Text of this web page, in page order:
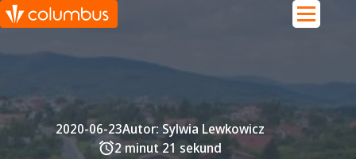
2020-06-23Autor: Sylwia Lewkowicz
2 minut 21 sekund